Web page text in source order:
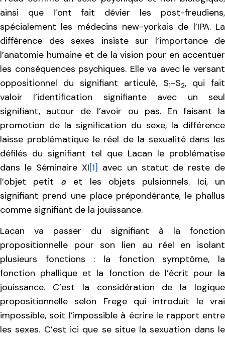
ainsi que l’ont fait dévier les post-freudiens,
spécialement les médecins new-yorkais de l’IPA. La
différence des sexes insiste sur l’importance de
l’anatomie humaine et de la vision pour en accentuer
les conséquences psychiques. Elle va avec le versant
oppositionnel du signifiant articulé, S1-S2, qui fait
valoir l’identification signifiante avec un seul
signifiant, autour de l’avoir ou pas. En faisant la
promotion de la signification du sexe, la différence
laisse problématique le réel de la sexualité dans les
défilés du signifiant tel que Lacan le problématise
dans le Séminaire XI[1] avec un statut de reste de
l’objet petit a et les objets
pulsionnels. Ici, un
signifiant prend une place prépondérante, le phallus
comme signifiant de la jouissance.
Lacan va passer du signifiant à la fonction
propositionnelle pour son lien au réel en isolant
plusieurs fonctions : la fonction symptôme, la
fonction phallique et la fonction de l’écrit pour la
jouissance. C’est la considération de la logique
propositionnelle selon Frege qui introduit le vrai
impossible, soit l’impossible à écrire le rapport entre
les sexes. C’est ici que se situe la sexuation dans le